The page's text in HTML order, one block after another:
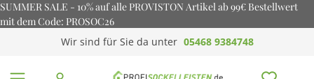
SUMMER SALE - 10% auf alle PROVISTON Artikel ab 99€ Bestellwert
mit dem Code: PROSOC26
Wir sind für Sie da unter 05468 9384748